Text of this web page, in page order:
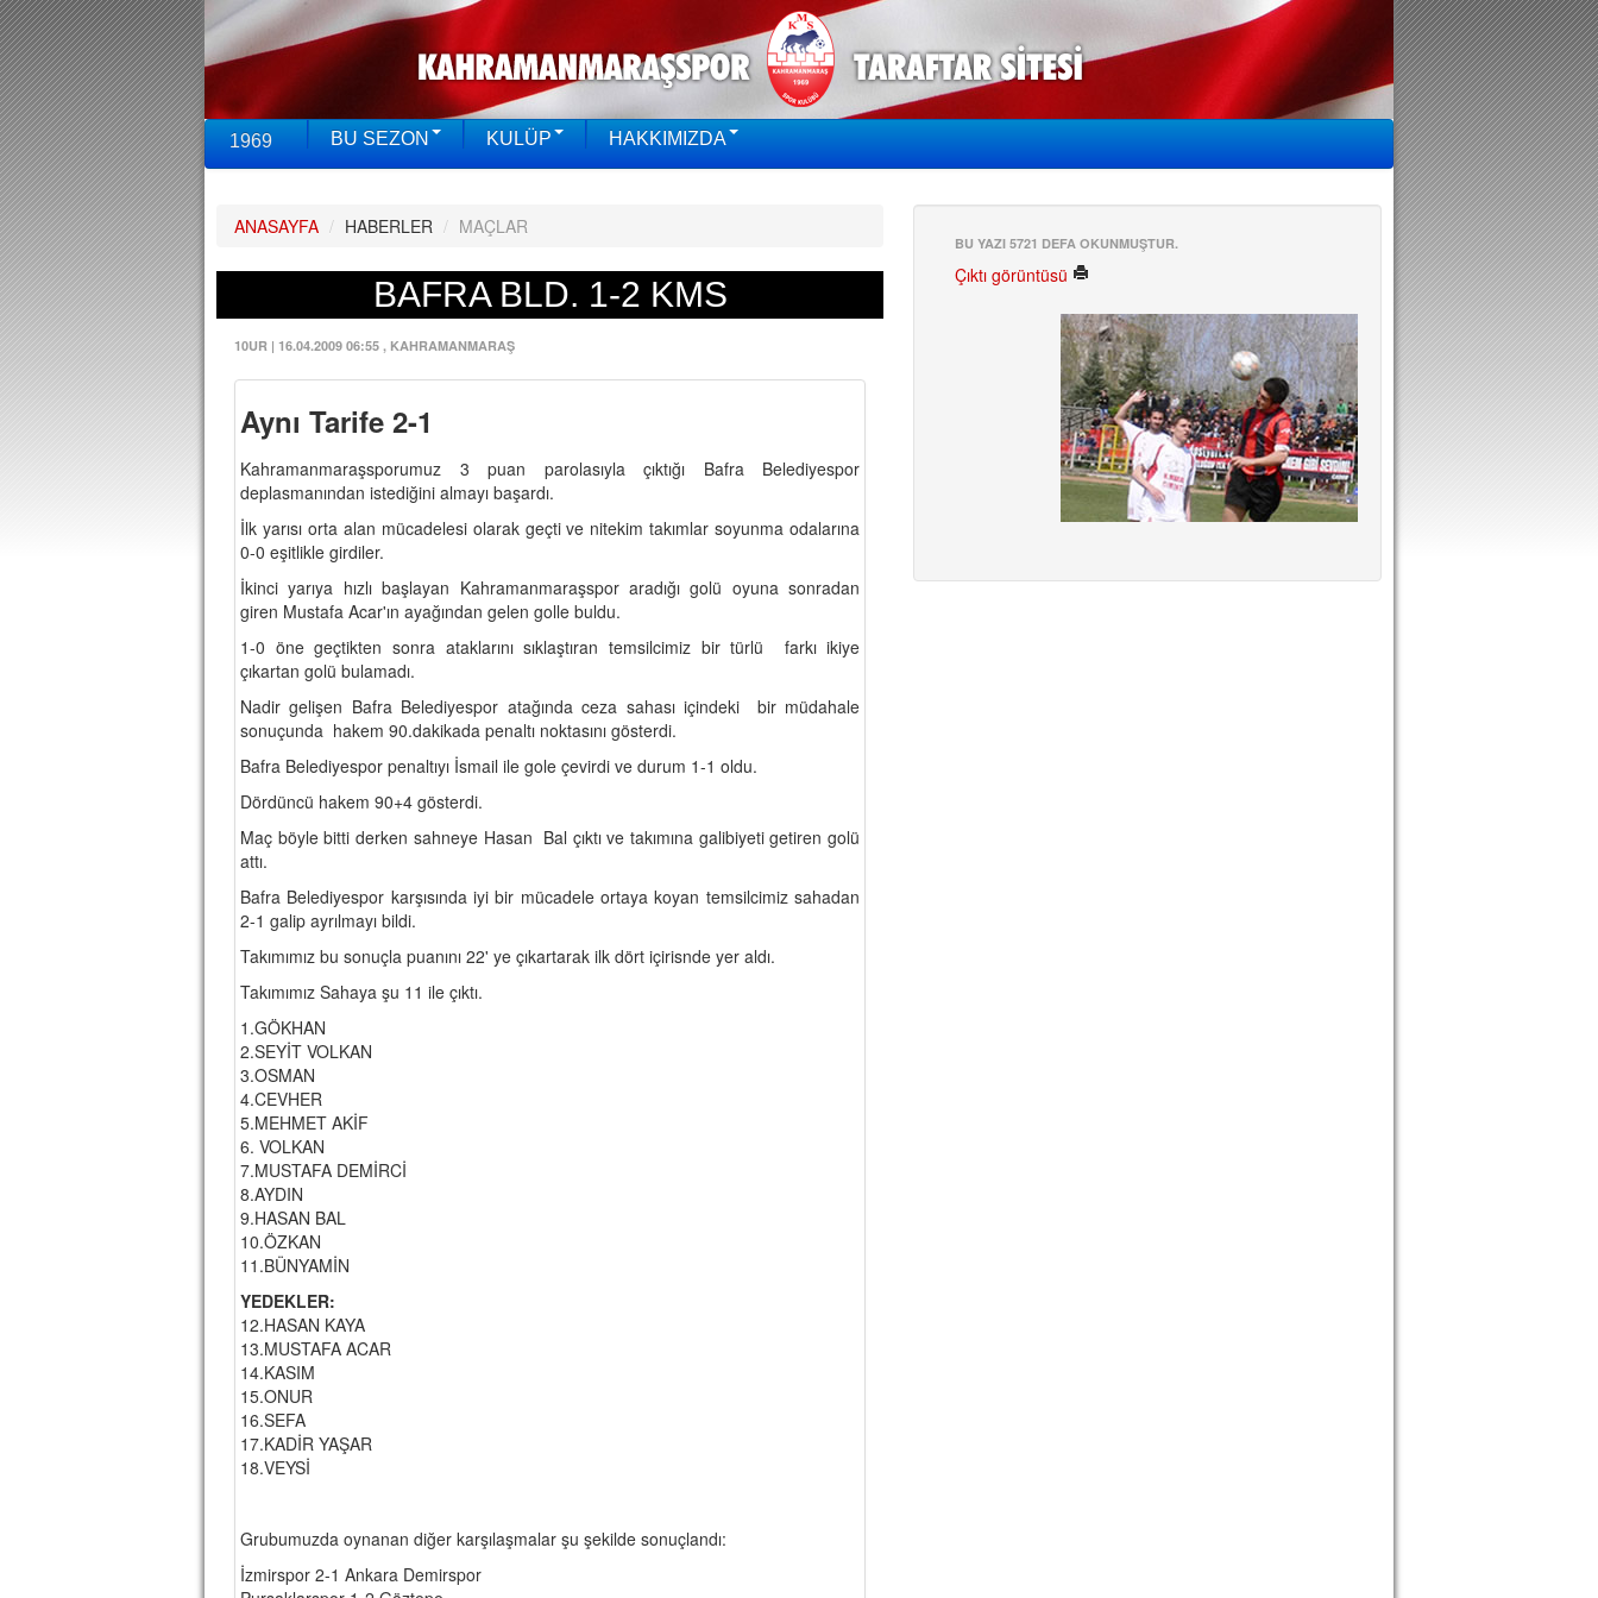
1969 BU SEZON KULÜP HAKKIMIZDA
ANASAYFA / HABERLER / MAÇLAR
BAFRA BLD. 1-2 KMS
10UR | 16.04.2009 06:55 , KAHRAMANMARAŞ
Aynı Tarife 2-1
Kahramanmaraşsporumuz 3 puan parolasıyla çıktığı Bafra Belediyespor
deplasmanından istediğini almayı başardı.
İlk yarısı orta alan mücadelesi olarak geçti ve nitekim takımlar soyunma odalarına
0-0 eşitlikle girdiler.
İkinci yarıya hızlı başlayan Kahramanmaraşspor aradığı golü oyuna sonradan
giren Mustafa Acar'ın ayağından gelen golle buldu.
1-0 öne geçtikten sonra ataklarını sıklaştıran temsilcimiz bir türlü farkı ikiye
çıkartan golü bulamadı.
Nadir gelişen Bafra Belediyespor atağında ceza sahası içindeki bir müdahale
sonuçunda hakem 90.dakikada penaltı noktasını gösterdi.
Bafra Belediyespor penaltıyı İsmail ile gole çevirdi ve durum 1-1 oldu.
Dördüncü hakem 90+4 gösterdi.
Maç böyle bitti derken sahneye Hasan Bal çıktı ve takımına galibiyeti getiren golü
attı.
Bafra Belediyespor karşısında iyi bir mücadele ortaya koyan temsilcimiz sahadan
2-1 galip ayrılmayı bildi.
Takımımız bu sonuçla puanını 22' ye çıkartarak ilk dört içirisnde yer aldı.
Takımımız Sahaya şu 11 ile çıktı.
1.GÖKHAN
2.SEYİT VOLKAN
3.OSMAN
4.CEVHER
5.MEHMET AKİF
6. VOLKAN
7.MUSTAFA DEMİRCİ
8.AYDIN
9.HASAN BAL
10.ÖZKAN
11.BÜNYAMİN
YEDEKLER:
12.HASAN KAYA
13.MUSTAFA ACAR
14.KASIM
15.ONUR
16.SEFA
17.KADİR YAŞAR
18.VEYSİ
Grubumuzda oynanan diğer karşılaşmalar şu şekilde sonuçlandı:
İzmirspor 2-1 Ankara Demirspor
BU YAZI 5721 DEFA OKUNMUŞTUR.
Çıktı görüntüsü